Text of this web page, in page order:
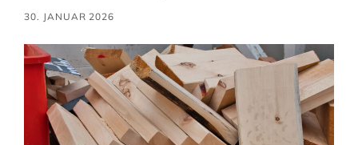
30. JANUAR 2026